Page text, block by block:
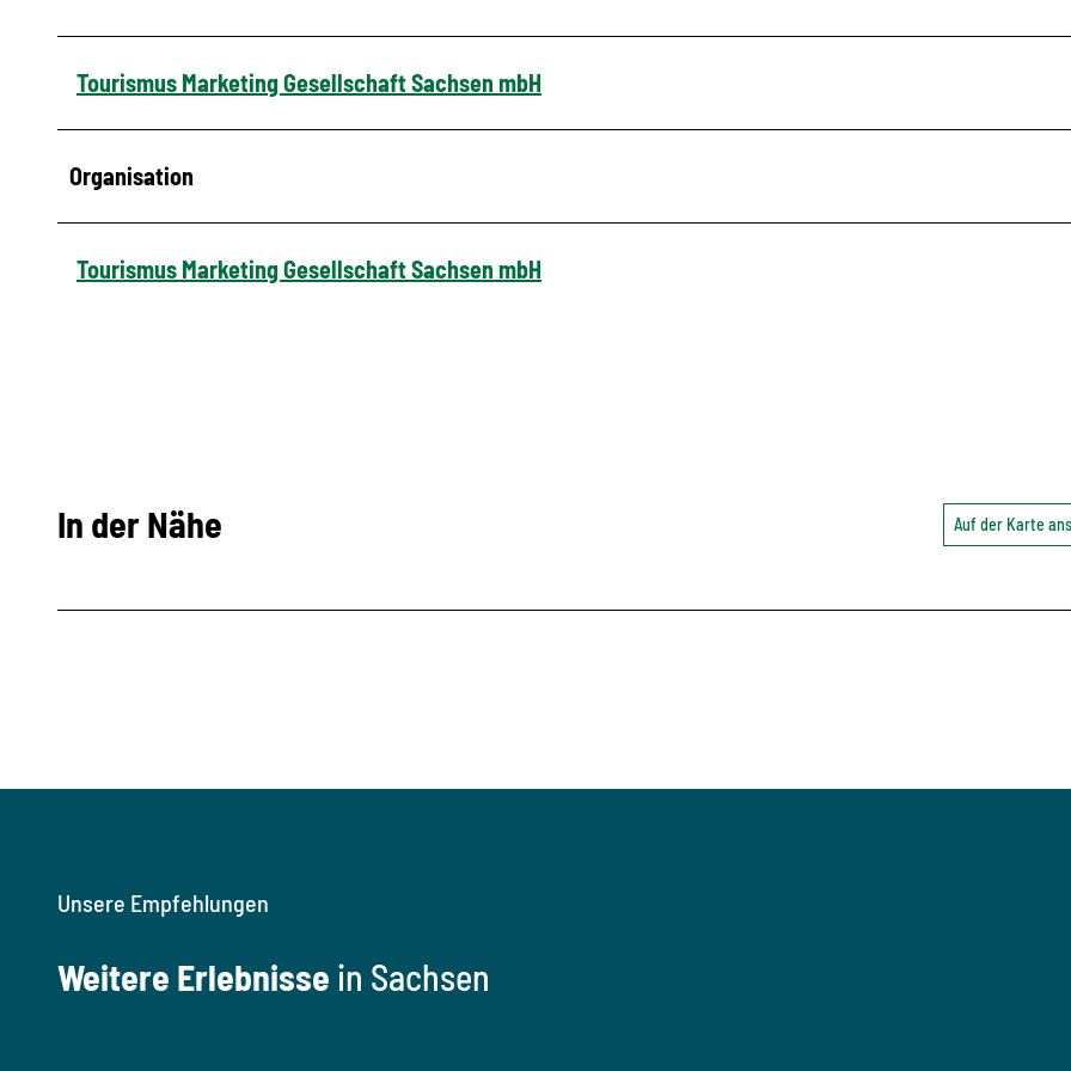
Tourismus Marketing Gesellschaft Sachsen mbH
Organisation
Tourismus Marketing Gesellschaft Sachsen mbH
In der Nähe Auf der Karte
Unsere Empfehlungen
Weitere Erlebnisse in Sachsen